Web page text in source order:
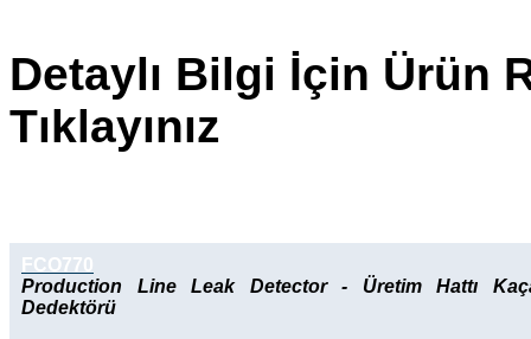
Detaylı Bilgi İçin Ürün
Tıklayınız
FCO770
Production Line Leak Detector - Üretim Hattı
Dedektörü